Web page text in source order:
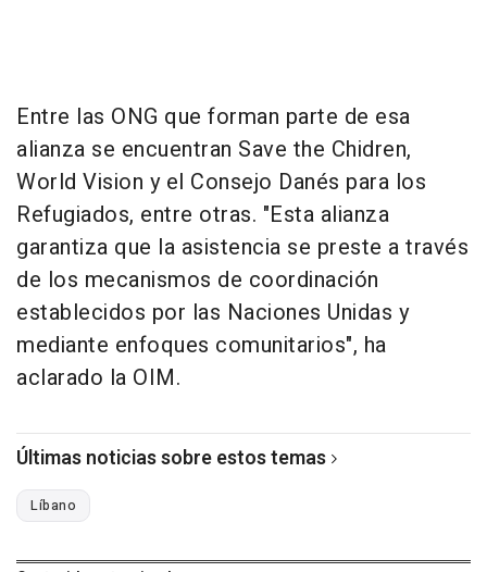
Entre las ONG que forman parte de esa
alianza se encuentran Save the Chidren,
World Vision y el Consejo Danés para los
Refugiados, entre otras. "Esta alianza
garantiza que la asistencia se preste a través
de los mecanismos de coordinación
establecidos por las Naciones Unidas y
mediante enfoques comunitarios", ha
aclarado la OIM.
Últimas noticias sobre estos temas
Líbano